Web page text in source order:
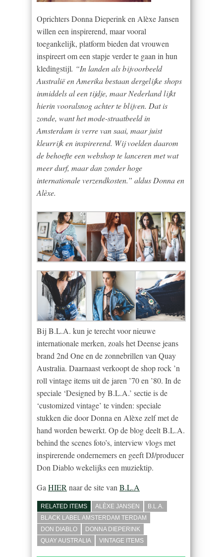
Oprichters Donna Dieperink en Alèxe Jansen
willen een inspirerend, maar vooral
toegankelijk, platform bieden dat vrouwen
inspireert om een stapje verder te gaan in hun
kledingstijl. “In landen als bijvoorbeeld
Australië en Amerika bestaan dergelijke shops
inmiddels al een tijdje, maar Nederland lijkt
hierin vooralsnog achter te blijven. Dat is
zonde, want het mode-straatbeeld in
Amsterdam is verre van saai, maar juist
kleurrijk en inspirerend. Wij voelden daarom
de behoefte een webshop te lanceren met wat
meer durf, maar dan zonder hoge
internationale verzendkosten.” aldus Donna en
Alèxe.
Bij B.L.A. kun je terecht voor nieuwe
internationale merken, zoals het Deense jeans
brand 2nd One en de zonnebrillen van Quay
Australia. Daarnaast verkoopt de shop rock ’n
roll vintage items uit de jaren ’70 en ’80. In de
speciale ‘Designed by B.L.A.’ sectie is de
‘customized vintage’ te vinden: speciale
stukken die door Donna en Alèxe zelf met de
hand worden bewerkt. Op de blog deelt B.L.A.
behind the scenes foto’s, interview vlogs met
inspirerende ondernemers en geeft DJ/producer
Don Diablo wekelijks een muziektip.
Ga HIER naar de site van B.L.A
RELATED ITEMS ALÈXE JANSEN
B.L.A.
BLACK LABEL AMSTERDAM TERDAM
DON DIABLO
DONNA DIEPERINK
QUAY AUSTRALIA
VINTAGE ITEMS